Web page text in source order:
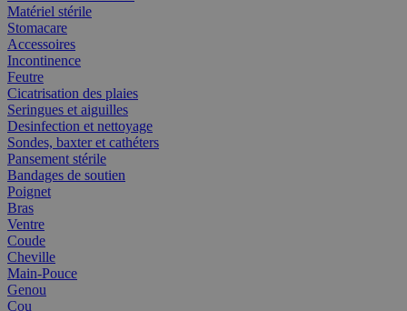
Matériel stérile
Stomacare
Accessoires
Incontinence
Feutre
Cicatrisation des plaies
Seringues et aiguilles
Desinfection et nettoyage
Sondes, baxter et cathéters
Pansement stérile
Bandages de soutien
Poignet
Bras
Ventre
Coude
Cheville
Main-Pouce
Genou
Cou